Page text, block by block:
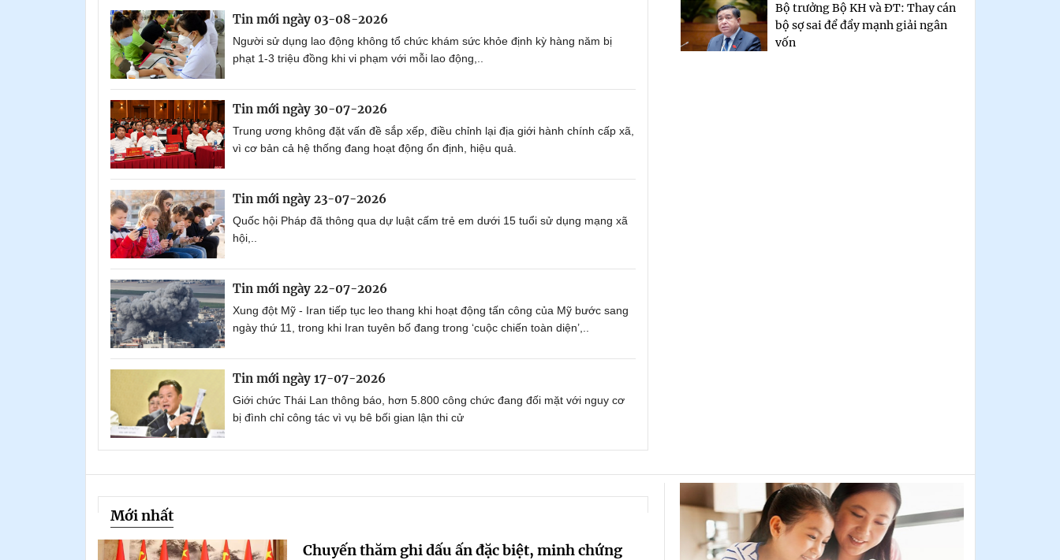
Tin mới ngày 03-08-2026
Người sử dụng lao động không tổ chức khám sức khỏe định kỳ hàng năm bị
phạt 1-3 triệu đồng khi vi phạm với mỗi lao động,..
Tin mới ngày 30-07-2026
Trung ương không đặt vấn đề sắp xếp, điều chỉnh lại địa giới hành chính cấp xã,
vì cơ bản cả hệ thống đang hoạt động ổn định, hiệu quả.
Tin mới ngày 23-07-2026
Quốc hội Pháp đã thông qua dự luật cấm trẻ em dưới 15 tuổi sử dụng mạng xã
hội,..
Tin mới ngày 22-07-2026
Xung đột Mỹ - Iran tiếp tục leo thang khi hoạt động tấn công của Mỹ bước sang
ngày thứ 11, trong khi Iran tuyên bố đang trong ‘cuộc chiến toàn diện’,..
Tin mới ngày 17-07-2026
Giới chức Thái Lan thông báo, hơn 5.800 công chức đang đối mặt với nguy cơ
bị đình chỉ công tác vì vụ bê bối gian lận thi cử
Bộ trưởng Bộ KH và ĐT: Thay cán
bộ sợ sai để đẩy mạnh giải ngân
vốn
Mới nhất
Chuyến thăm ghi dấu ấn đặc biệt, minh chứng